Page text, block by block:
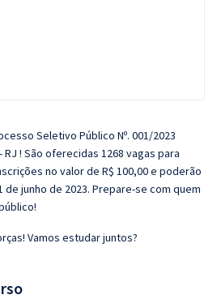
Seletivo Público Nº. 001/2023
! São oferecidas 1268 vagas para
no valor de R$ 100,00 e poderão
de junho de 2023. Prepare-se com quem
Vamos estudar juntos?